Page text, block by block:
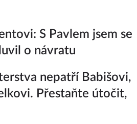
S Pavlem jsem se
o návratu
nepatří Babišovi,
Přestaňte útočit,